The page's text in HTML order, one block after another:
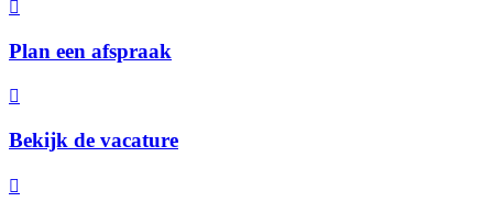
Plan een afspraak
Bekijk de vacature